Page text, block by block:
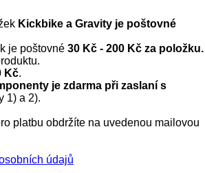
Kickbike a Gravity je poštovné
je poštovné 30 Kč - 200 Kč za položku.
Kč.
je zdarma při zaslaní s
1) a 2).
platbu obdržíte na uvedenou mailovou
údajů